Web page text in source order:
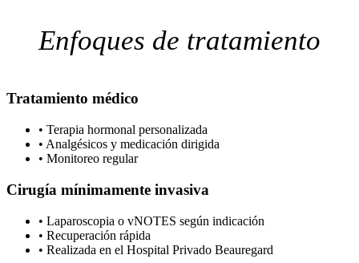
Enfoques de tratamiento
Tratamiento médico
• Terapia hormonal personalizada
• Analgésicos y medicación dirigida
• Monitoreo regular
Cirugía mínimamente invasiva
• Laparoscopia o vNOTES según indicación
• Recuperación rápida
• Realizada en el Hospital Privado Beauregard